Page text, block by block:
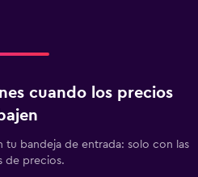
cuando los precios
tu bandeja de entrada: solo con las
de precios.